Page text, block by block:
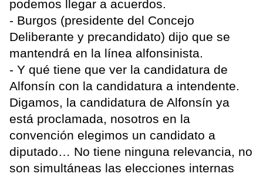
podemos llegar a acuerdos.
- Burgos (presidente del Concejo
Deliberante y precandidato) dijo que se
mantendrá en la línea alfonsinista.
- Y qué tiene que ver la candidatura de
Alfonsín con la candidatura a intendente.
Digamos, la candidatura de Alfonsín ya
está proclamada, nosotros en la
convención elegimos un candidato a
diputado… No tiene ninguna relevancia, no
son simultáneas las elecciones internas